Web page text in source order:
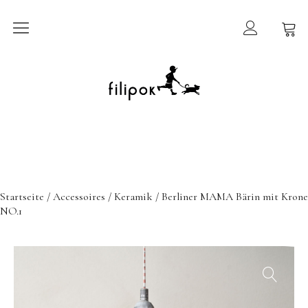
Sommermarkt
New In
Wigiwama
Mammalampa
Accessoires
Startseite / Accessoires / Keramik / Berliner MAMA Bärin mit Krone
NO.1